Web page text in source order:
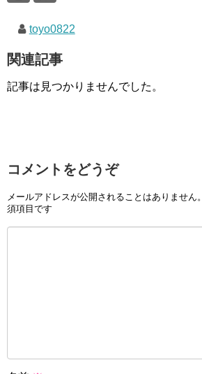
toyo0822
関連記事
記事は見つかりませんでした。
コメントをどうぞ
メールアドレスが公開されることはありません。
須項目です